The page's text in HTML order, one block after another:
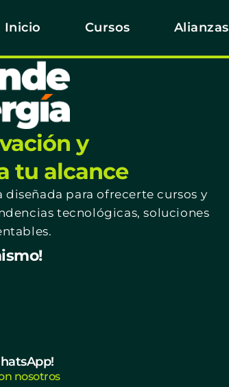
Inicio Cursos Alianzas
y
tu alcance
para ofrecerte cursos y
tecnológicas, soluciones
nosotros